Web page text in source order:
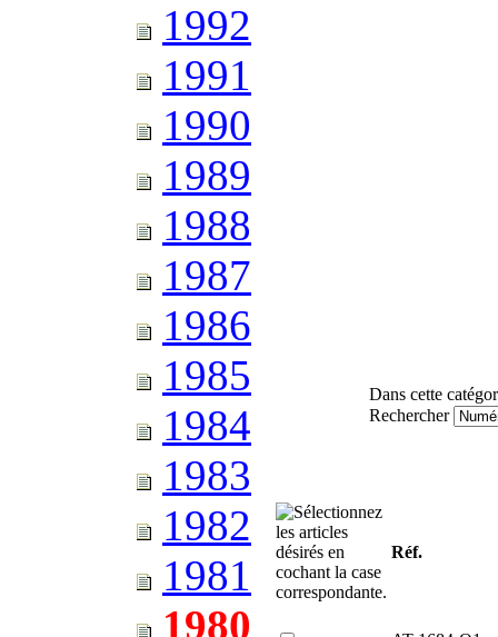
1992
1991
1990
1989
1988
1987
1986
1985
1984
1983
1982
1981
1980
Dans cette
Rechercher
Réf.